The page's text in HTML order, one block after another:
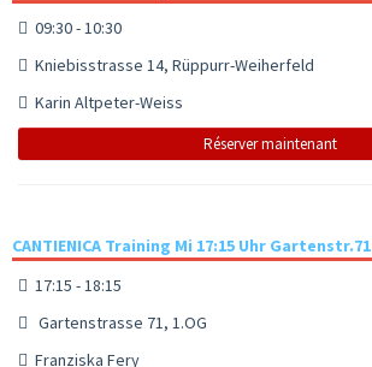
09:30 - 10:30
Kniebisstrasse 14, Rüppurr-Weiherfeld
Karin Altpeter-Weiss
Réserver maintenant
CANTIENICA Training Mi 17:15 Uhr Gartenstr.71
17:15 - 18:15
Gartenstrasse 71, 1.OG
Franziska Fery